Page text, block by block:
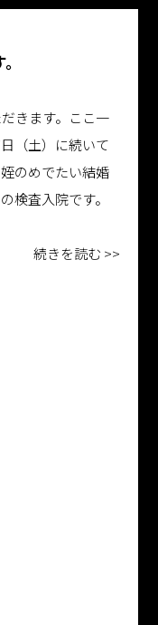
きます。ここ一
（土）に続いて
のめでたい結婚
検査入院です。
続きを読む >>